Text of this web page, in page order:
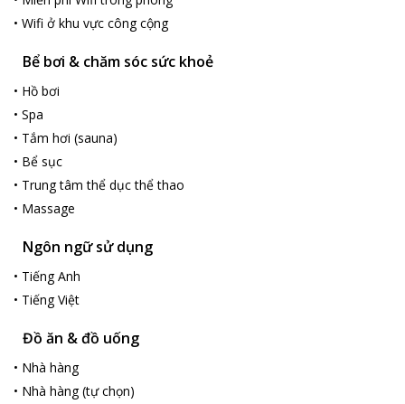
• Wifi ở khu vực công cộng
Bể bơi & chăm sóc sức khoẻ
• Hồ bơi
• Spa
• Tắm hơi (sauna)
• Bể sục
• Trung tâm thể dục thể thao
• Massage
Ngôn ngữ sử dụng
• Tiếng Anh
• Tiếng Việt
Đồ ăn & đồ uống
• Nhà hàng
• Nhà hàng (tự chọn)